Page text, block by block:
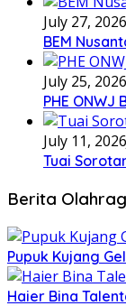
July 27, 2026
BEM
July 25, 2026
PHE
July 11, 2026
Tuai
Berita
Pupuk Kujang
Haier Bina